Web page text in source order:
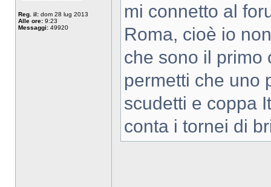
Reg. il: dom 28 lug 2013
Alle ore: 9:23
Messaggi: 49920
mi connetto al
Roma, cioè io
che sono il primo
permetti che uno
scudetti e coppa
conta i tornei di